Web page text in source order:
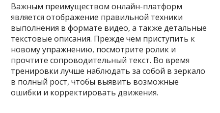
Важным преимуществом онлайн-платформ
является отображение правильной техники
выполнения в формате видео, а также детальные
текстовые описания. Прежде чем приступить к
новому упражнению, посмотрите ролик и
прочтите сопроводительный текст. Во время
тренировки лучше наблюдать за собой в зеркало
в полный рост, чтобы выявить возможные
ошибки и корректировать движения.